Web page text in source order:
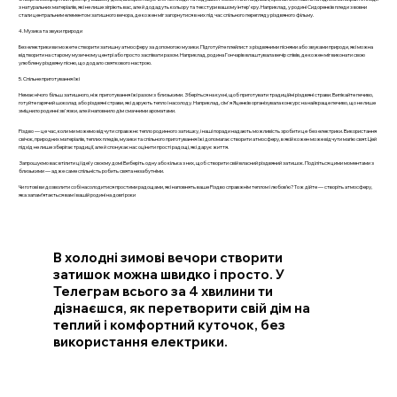
з натуральних матеріалів, які не лише зігріють вас, але й додадуть кольору та текстури вашому інтер'єру. Наприклад, у родині Сидоренків пледи з вовни
стали центральним елементом затишного вечора, де кожен міг загорнутися в них під час спільного перегляду різдвяного фільму.
4. Музика та звуки природи
Без електрики ви можете створити затишну атмосферу за допомогою музики. Підготуйте плейлист з різдвяними піснями або звуками природи, які можна
відтворити на старому музичному центрі або просто заспівати разом. Наприклад, родина Гончарів влаштувала вечір співів, де кожен міг виконати свою
улюблену різдвяну пісню, що додало святкового настрою.
5. Спільне приготування їжі
Немає нічого більш затишного, ніж приготування їжі разом з близькими. Зберіться на кухні, щоб приготувати традиційні різдвяні страви. Випікайте печиво,
готуйте гарячий шоколад або різдвяні страви, які дарують тепло і насолоду. Наприклад, сім'я Яценків організувала конкурс на найкраще печиво, що не лише
зміцнило родинні зв'язки, але й наповнило дім смачними ароматами.
Різдво — це час, коли ми можемо відчути справжнє тепло родинного затишку, і наші поради надають можливість зробити це без електрики. Використання
свічок, природних матеріалів, теплих пледів, музики та спільного приготування їжі допомагає створити атмосферу, в якій кожен може відчути магію свят. Цей
підхід не лише зберігає традиції, але й спонукає нас оцінити прості радощі, які дарує життя.
Запрошуємо вас втілити ці ідеї у своєму домі Виберіть одну або кілька з них, щоб створити свій власний різдвяний затишок. Поділіться цими моментами з
близькими — адже саме спільність робить свята незабутніми.
Чи готові ви дозволити собі насолодитися простими радощами, які наповнять ваше Різдво справжнім теплом і любов’ю? Тож дійте — створіть атмосферу,
яка запам’ятається вам і вашій родині на довгі роки
В холодні зимові вечори створити
затишок можна швидко і просто. У
Телеграм всього за 4 хвилини ти
дізнаєшся, як перетворити свій дім на
теплий і комфортний куточок, без
використання електрики.